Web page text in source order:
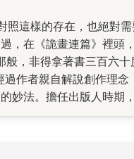
，在《詭畫連篇》裡頭
般，非得拿著書三百六十
作者親自解說創作理念
妙法。擔任出版人時期
被好奇推著往前的衝動